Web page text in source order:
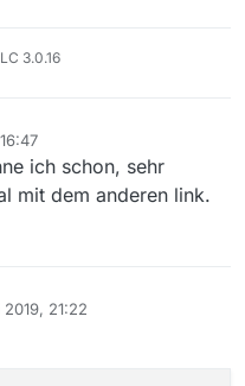
3.0.16
ich schon, sehr
mit dem anderen link.
21:22